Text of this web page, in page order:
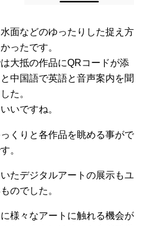
面などのゆったりした捉え方
ったです。
大抵の作品にQRコードが添
中国語で英語と音声案内を聞
た。
いですね。
くりと各作品を眺める事がで
。
たデジタルアートの展示もユ
のでした。
様々なアートに触れる機会が